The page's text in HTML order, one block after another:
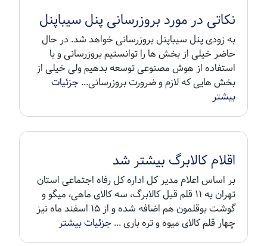
نکاتی در مورد بروزرسانی پنل سیباپنل
به زودی پنل سیباپنل بروزرسانی خواهد شد. در حال
حاضر خیلی از بخش ها را توانستیم بروزرسانی و با
استفاده از هوش مصنوعی توسعه بدهیم ولی خیلی از
بخش هایی که لازم و ضرورت بروزرسانی...جزئیات
بیشتر
اقلام کالابرگ بیشتر شد
بر اساس اعلام مدیر کل اداره کل رفاه اجتماعی استان
تهران به ۱۱ قلم قبل کالابرگ، سه کالای ماهی، میگو و
گوشت بوقلمون هم اضافه شده و از ۱۵ اسفند ماه نیز
چهار قلم کالای میوه و تره باری ...جزئیات بیشتر